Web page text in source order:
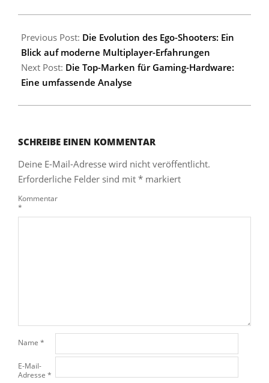
Previous Post: Die Evolution des Ego-Shooters: Ein
Blick auf moderne Multiplayer-Erfahrungen
Next Post: Die Top-Marken für Gaming-Hardware:
Eine umfassende Analyse
SCHREIBE EINEN KOMMENTAR
Deine E-Mail-Adresse wird nicht veröffentlicht.
Erforderliche Felder sind mit * markiert
Kommentar
*
Name *
E-Mail-
Adresse *